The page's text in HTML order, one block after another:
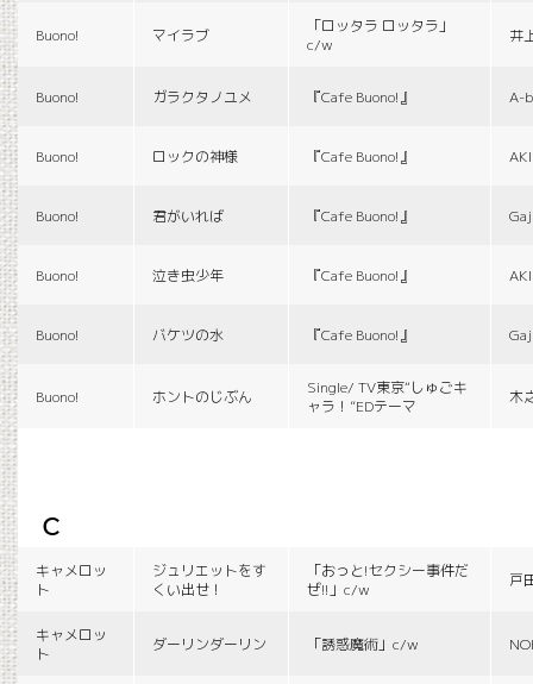
Buono! マイラブ
「ロッタラ ロッタラ」
c/w
井
Buono! ガラクタノユメ 『Cafe Buono!』 A-
Buono! ロックの神様 『Cafe Buono!』
Buono! 君がいれば 『Cafe Buono!』
Buono! 泣き虫少年 『Cafe Buono!』
Buono! バケツの水 『Cafe Buono!』
Buono! ホントのじぶん
Single/ TV東京“しゅごキ
ャラ！”EDテーマ
木
c
キャメロッ
ト
ジュリエットをす
くい出せ！
「おっと!セクシー事件だ
ぜ!!」c/w
戸
キャメロッ
ト
ダーリンダーリン 「誘惑魔術」c/w